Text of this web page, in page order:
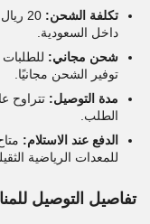
تكلفة الشحن:
داخل السعودية.
شحن مجاني:
توفير الشحن مجانيًا.
مدة التوصيل:
الطلب.
الدفع عند الاستلام:
للمعدات الرياضية
تفاصيل التوصيل